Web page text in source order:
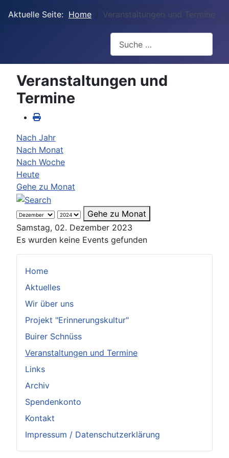
Aktuelle Seite: Home Veranstaltungen und Termine
Home
Aktuelles
Wir über uns
Projekt "Erinnerungskultur"
Buirer Schnüss
Veranstaltungen und Termine
Links
Archiv
Spendenkonto
Kontakt
Impressum / Datenschutzerklärung
Veranstaltungen und
Termine
Nach Jahr
Nach Monat
Nach Woche
Heute
Gehe zu Monat
Gehe zu Monat
Samstag, 02. Dezember 2023
Es wurden keine Events gefunden